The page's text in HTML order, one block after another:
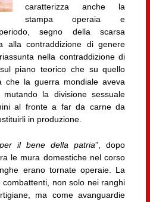
caratterizza anche la
stampa operaia e
segno della scarsa
alla contraddizione di genere
nella contraddizione di
piano teorico che su quello
che la guerra mondiale aveva
mutando la divisione sessuale
al fronte a far da carne da
in produzione.
il bene della patria”, dopo
le mura domestiche nel corso
erano tornate operaie. La
non solo nei ranghi
ma come avanguardie